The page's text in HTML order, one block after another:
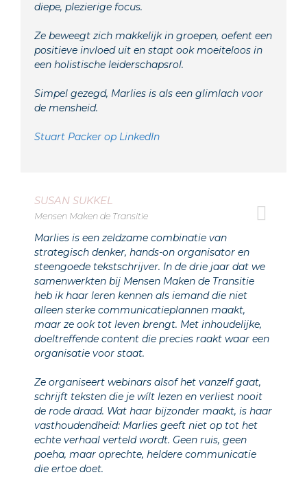
diepe, plezierige focus.
Ze beweegt zich makkelijk in groepen, oefent een
positieve invloed uit en stapt ook moeiteloos in
een holistische leiderschapsrol.
Simpel gezegd, Marlies is als een glimlach voor
de mensheid.
Stuart Packer op LinkedIn
SUSAN SUKKEL
Mensen Maken de Transitie
Marlies is een zeldzame combinatie van
strategisch denker, hands-on organisator en
steengoede tekstschrijver. In de drie jaar dat we
samenwerkten bij Mensen Maken de Transitie
heb ik haar leren kennen als iemand die niet
alleen sterke communicatieplannen maakt,
maar ze ook tot leven brengt. Met inhoudelijke,
doeltreffende content die precies raakt waar een
organisatie voor staat.
Ze organiseert webinars alsof het vanzelf gaat,
schrijft teksten die je wílt lezen en verliest nooit
de rode draad. Wat haar bijzonder maakt, is haar
vasthoudendheid: Marlies geeft niet op tot het
echte verhaal verteld wordt. Geen ruis, geen
poeha, maar oprechte, heldere communicatie
die ertoe doet.